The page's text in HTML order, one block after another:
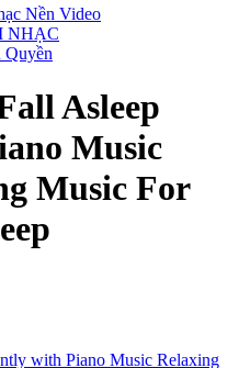
Nền Video
NHẠC
Quyền
Asleep
Music
Music For